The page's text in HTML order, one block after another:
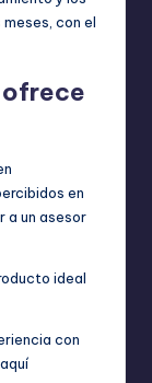
con el
en
a un asesor
ideal
con